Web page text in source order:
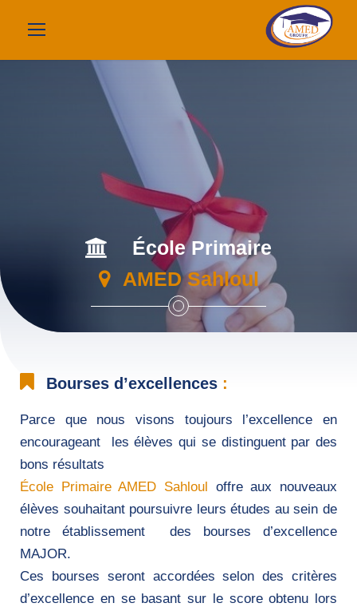
École Primaire
AMED Sahloul
Bourses d’excellences :
Parce que nous visons toujours l’excellence en
encourageant les élèves qui se distinguent par des
bons résultats
École Primaire AMED Sahloul offre aux nouveaux
élèves souhaitant poursuivre leurs études au sein de
notre établissement des bourses d’excellence
MAJOR.
Ces bourses seront accordées selon des critères
d’excellence en se basant sur le score obtenu lors